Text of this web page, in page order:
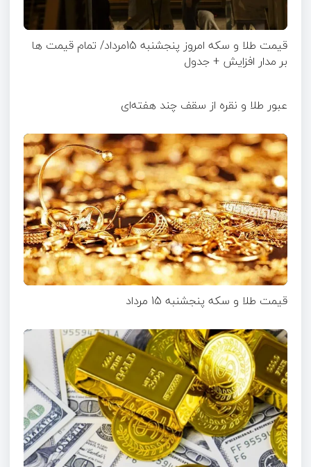
قیمت طلا و سکه امروز پنجشنبه 15مرداد/ تمام قیمت ها
بر مدار افزایش + جدول
عبور طلا و نقره از سقف چند هفته‌ای
قیمت طلا و سکه پنجشنبه 15 مرداد